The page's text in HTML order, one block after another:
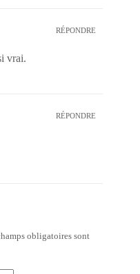
RÉPONDRE
vrai.
RÉPONDRE
obligatoires sont